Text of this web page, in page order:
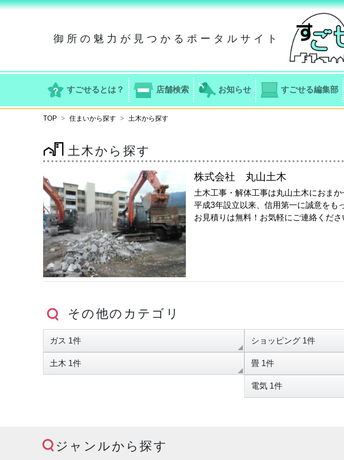
御所の魅力が見つかるポータルサイト
すごせるとは？ 店舗検索 お知らせ すごせる編集部
TOP 住まいから探す 土木から探す
土木から探す
株式会社 丸山土木
土木工事・解体工事は丸山土木におまか
平成3年設立以来、信用第一に誠意をも
お見積りは無料！お気軽にご連絡くださ
その他のカテゴリ
ガス 1件 ショッピング 1件
土木 1件 畳 1件
電気 1件
ジャンルから探す